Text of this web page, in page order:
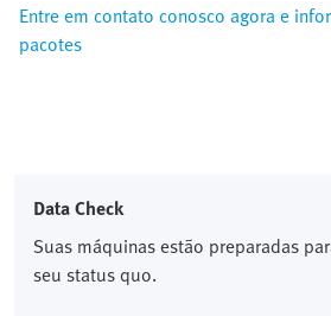
Entre em contato conosco agora e
pacotes
Data Check
Suas máquinas estão preparadas
seu status quo.